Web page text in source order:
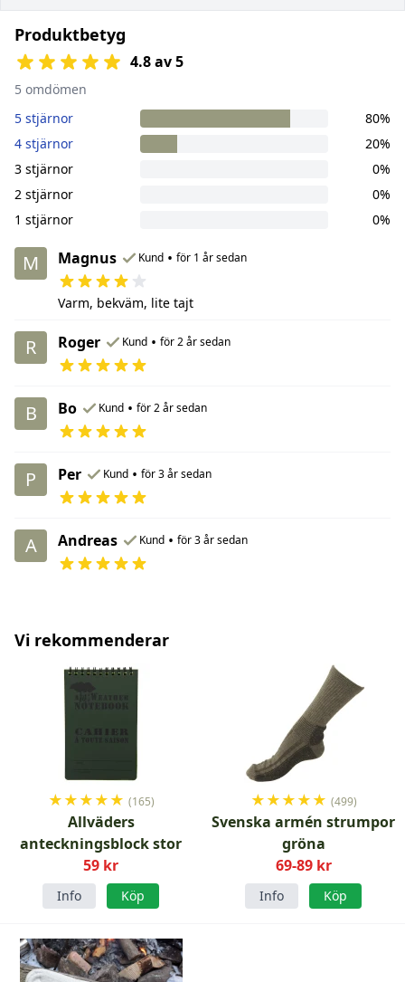
Produktbetyg
4.8 av 5
5 omdömen
5 stjärnor
80%
4 stjärnor
20%
3 stjärnor
0%
2 stjärnor
0%
1 stjärnor
0%
M Magnus Kund • för 1 år sedan
Varm, bekväm, lite tajt
R Roger Kund • för 2 år sedan
B Bo Kund • för 2 år sedan
P Per Kund • för 3 år sedan
A Andreas Kund • för 3 år sedan
Vi rekommenderar
★★★★★ (165)
Allväders
anteckningsblock stor
59 kr
Info Köp
★★★★★ (499)
Svenska armén strumpor
gröna
69-89 kr
Info Köp